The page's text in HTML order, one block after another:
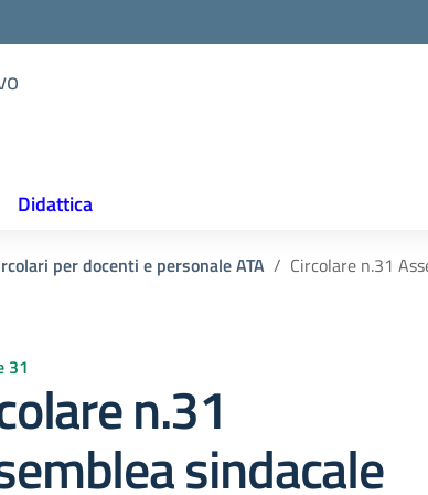
Didattica
per docenti e personale ATA Circolare n.31
31
n.31
sindacale